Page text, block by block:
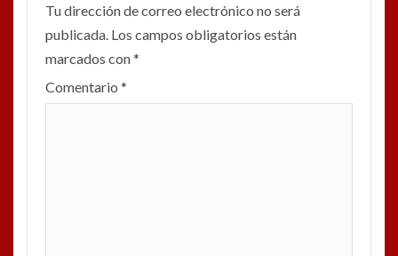
Tu dirección de correo electrónico no será
publicada. Los campos obligatorios están
marcados con*
Comentario *